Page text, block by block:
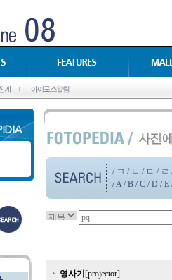
/ ㄱ / ㄴ / ㄷ / ㄹ
/A/B /C /D /E
영사기 [projector]